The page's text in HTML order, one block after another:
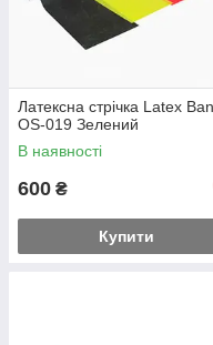
Латексна стрічка Latex
OS-019 Зелений
В наявності
600 ₴
Купити